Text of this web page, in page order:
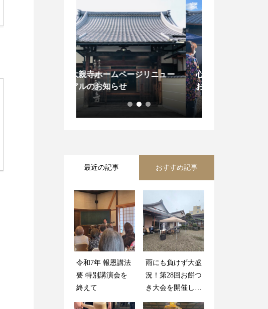
心温まる冬の一日：大親寺の
お餅つき
最近の記事 おすすめ記事
令和7年 報恩講法
要 特別講演会を
終えて
雨にも負けず大盛
況！第28回お餅つ
き大会を開催しま
した
大親寺ホームペー
ジリニューアルの
お知らせ
令和7年 盂蘭盆会
法要を終えて